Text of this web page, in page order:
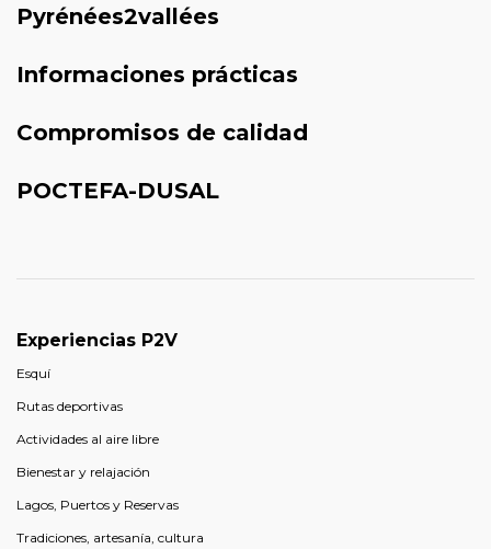
Pyrénées2vallées
Informaciones prácticas
Compromisos de calidad
POCTEFA-DUSAL
Experiencias P2V
Esquí
Rutas deportivas
Actividades al aire libre
Bienestar y relajación
Lagos, Puertos y Reservas
Tradiciones, artesanía, cultura